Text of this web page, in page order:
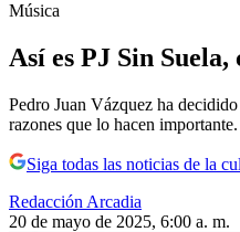
Música
Así es PJ Sin
Pedro Juan Vázquez ha
razones que lo hacen importante.
Siga todas las noticias de la
Redacción Arcadia
20 de mayo de 2025, 6:00 a. m.